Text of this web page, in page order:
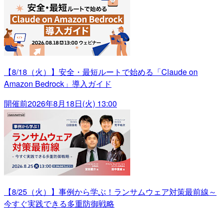
【8/18（火）】安全・最短ルートで始める「Claude on
Amazon Bedrock」導入ガイド
開催前2026年8月18日(火) 13:00
【8/25（火）】事例から学ぶ！ランサムウェア対策最前線～
今すぐ実践できる多重防御戦略